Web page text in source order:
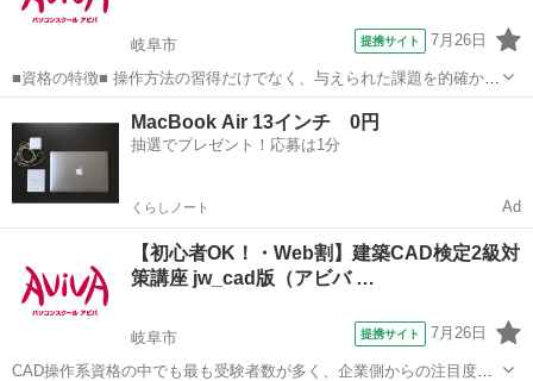
岐阜市 提携サイト 7月26日
■資格の特徴■ 操作方法の習得だけでなく、与えられた課題を的確かつ
スムーズに行う力が試されることが特長です。実践的なスキルを身に
つけることができるため、多くの方が受験されています。 ■講座の特
徴■ Illustratorク...
MacBook Air 13インチ 0円
抽選でプレゼント！応募は1分
くらしノート Ad
【初心者OK！・Web割】建築CAD検定2級対
策講座 jw_cad版（アビバ …
岐阜市 提携サイト 7月26日
CAD操作系資格の中でも最も受験者数が多く、企業側からの注目度の